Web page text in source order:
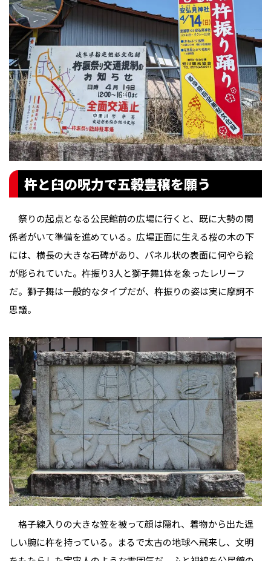
杵と臼の呪力で五穀豊穣を願う
祭りの起点となる公民館前の広場に行くと、既に大勢の関
係者がいて準備を進めている。広場正面に生える桜の木の下
には、横長の大きな石碑があり、パネル状の表面に何やら絵
が彫られていた。杵振り3人と獅子舞1体を象ったレリーフ
だ。獅子舞は一般的なタイプだが、杵振りの姿は実に摩訶不
思議。
格子線入りの大きな笠を被って顔は隠れ、着物から出た逞
しい腕に杵を持っている。まるで太古の地球へ飛来し、文明